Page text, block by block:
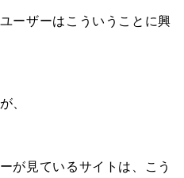
ーザーはこういうことに興
、
が見ているサイトは、こう